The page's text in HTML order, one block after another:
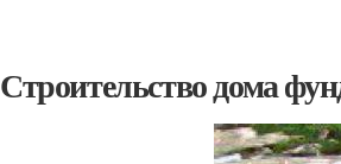
Строительство дома